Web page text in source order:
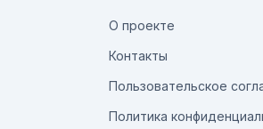
О проекте
Контакты
Пользовательское
Политика